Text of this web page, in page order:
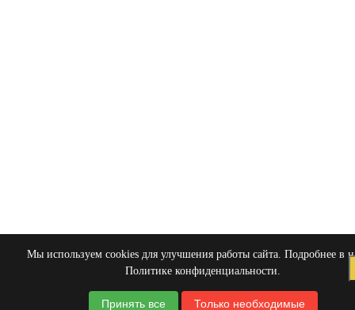
Мы используем cookies для улучшения работы сайта. Подробнее в
Политике конфиденциальности.
Принять все Только необходимые